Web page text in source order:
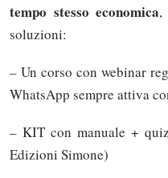
tempo stesso economica,
soluzioni:
– Un corso con webinar
WhatsApp sempre attiva
– KIT con manuale +
Edizioni Simone)